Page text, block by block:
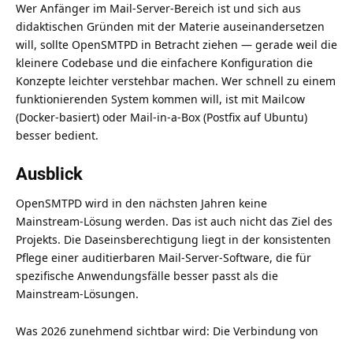
Wer Anfänger im Mail-Server-Bereich ist und sich aus
didaktischen Gründen mit der Materie auseinandersetzen
will, sollte OpenSMTPD in Betracht ziehen — gerade weil die
kleinere Codebase und die einfachere Konfiguration die
Konzepte leichter verstehbar machen. Wer schnell zu einem
funktionierenden System kommen will, ist mit Mailcow
(Docker-basiert) oder Mail-in-a-Box (Postfix auf Ubuntu)
besser bedient.
Ausblick
OpenSMTPD wird in den nächsten Jahren keine
Mainstream-Lösung werden. Das ist auch nicht das Ziel des
Projekts. Die Daseinsberechtigung liegt in der konsistenten
Pflege einer auditierbaren Mail-Server-Software, die für
spezifische Anwendungsfälle besser passt als die
Mainstream-Lösungen.
Was 2026 zunehmend sichtbar wird: Die Verbindung von